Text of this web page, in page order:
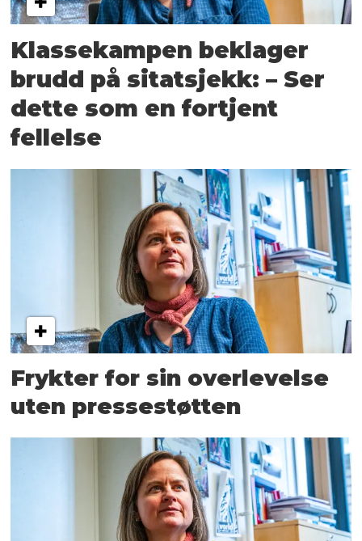
Klassekampen beklager
brudd på sitatsjekk: – Ser
dette som en fortjent
fellelse
Frykter for sin overlevelse
uten pressestøtten